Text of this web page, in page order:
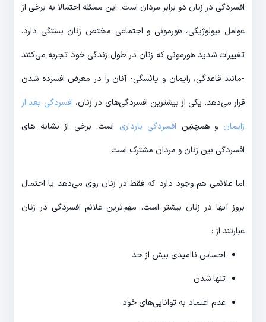
افسردگی در زنان دو برابر مردان است. این مسئله احتمالا به برخی از
عوامل بیولوژیکی، هورمونی و اجتماعی مختص زنان بستگی دارد.
تغییرات شدید هورمونی که زنان در طول زندگی خود تجربه می‌‎کنند
-مانند قاعدگی، زایمان و یائسگی- آنان را در معرض افسرده شدن
قرار می‌‎دهد. یکی از بیشترین افسردگی‌های در زنان،
افسردگی بعد از
زایمان و همچنین افسردگی بارداری است. برخی از نشانه‌‌ های
افسردگی بین زنان و مردان مشترک است.
اما علائمی هم وجود دارد که فقط در زنان روی می‌‎دهد یا احتمال
بروز آن‎ها در زنان بیشتر است. مهم‌‎ترین علائم افسردگی در زنان
عبارتند از :
احساس ناامیدی بیش از حد
تنها شدن
عدم اعتماد به توانایی‌‎های خود